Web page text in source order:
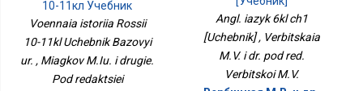
10-11кл Учебник
Базовый Ур.
Voennaia istoriia Rossii
10-11kl Uchebnik Bazovyi
ur. , Miagkov M.Iu. i drugie.
Pod redaktsiei
Angl. iazyk 6kl ch1
[Uchebnik] , Verbitskaia
M.V. i dr. pod red.
Verbitskoi M.V.